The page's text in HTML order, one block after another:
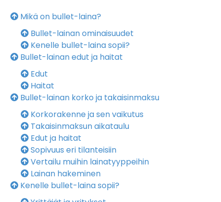
Mikä on bullet-laina?
Bullet-lainan ominaisuudet
Kenelle bullet-laina sopii?
Bullet-lainan edut ja haitat
Edut
Haitat
Bullet-lainan korko ja takaisinmaksu
Korkorakenne ja sen vaikutus
Takaisinmaksun aikataulu
Edut ja haitat
Sopivuus eri tilanteisiin
Vertailu muihin lainatyyppeihin
Lainan hakeminen
Kenelle bullet-laina sopii?